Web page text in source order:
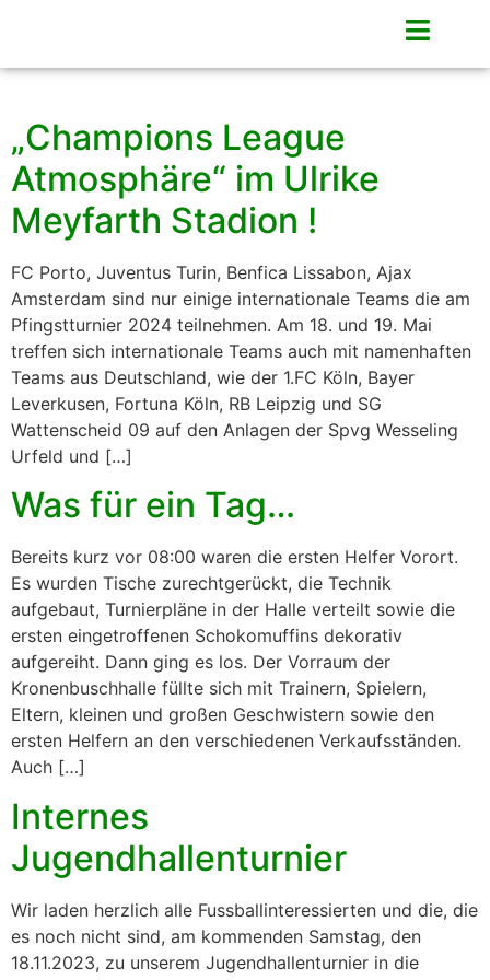
„Champions League
Atmosphäre“ im Ulrike
Meyfarth Stadion !
FC Porto, Juventus Turin, Benfica Lissabon, Ajax
Amsterdam sind nur einige internationale Teams die am
Pfingstturnier 2024 teilnehmen. Am 18. und 19. Mai
treffen sich internationale Teams auch mit namenhaften
Teams aus Deutschland, wie der 1.FC Köln, Bayer
Leverkusen, Fortuna Köln, RB Leipzig und SG
Wattenscheid 09 auf den Anlagen der Spvg Wesseling
Urfeld und […]
Was für ein Tag…
Bereits kurz vor 08:00 waren die ersten Helfer Vorort.
Es wurden Tische zurechtgerückt, die Technik
aufgebaut, Turnierpläne in der Halle verteilt sowie die
ersten eingetroffenen Schokomuffins dekorativ
aufgereiht. Dann ging es los. Der Vorraum der
Kronenbuschhalle füllte sich mit Trainern, Spielern,
Eltern, kleinen und großen Geschwistern sowie den
ersten Helfern an den verschiedenen Verkaufsständen.
Auch […]
Internes
Jugendhallenturnier
Wir laden herzlich alle Fussballinteressierten und die, die
es noch nicht sind, am kommenden Samstag, den
18.11.2023, zu unserem Jugendhallenturnier in die